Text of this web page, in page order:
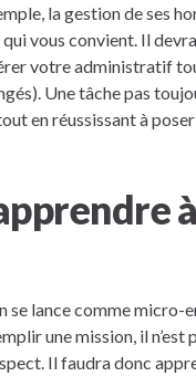
la gestion de ses
vous convient. Il
votre administratif
Une tâche pas
en réussissant à
se lance comme
une mission, il
Il faudra donc